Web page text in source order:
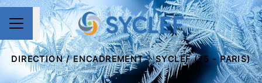
MENU CARRIÈRE
Partager la page
DIRECTION / ENCADREMENT · SYCLEF (75 - PARIS)